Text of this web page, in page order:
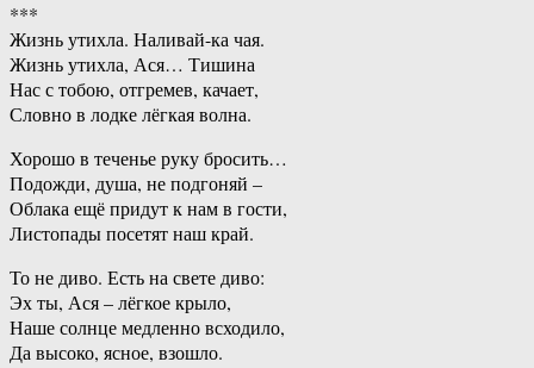
***
Жизнь утихла. Наливай-ка чая.
Жизнь утихла, Ася… Тишина
Нас с тобою, отгремев, качает,
Словно в лодке лёгкая волна.
Хорошо в теченье руку бросить…
Подожди, душа, не подгоняй –
Облака ещё придут к нам в гости,
Листопады посетят наш край.
То не диво. Есть на свете диво:
Эх ты, Ася – лёгкое крыло,
Наше солнце медленно всходило,
Да высоко, ясное, взошло.